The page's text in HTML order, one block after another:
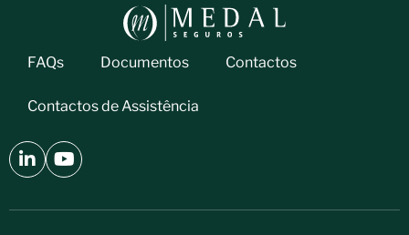
FAQs Documentos Contactos
Contactos de Assistência